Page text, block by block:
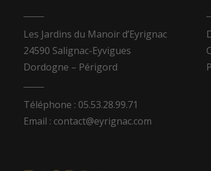
Les Jardins du Manoir d’Eyrignac
24590 Salignac-Eyvigues
Dordogne – Périgord
Téléphone : 05.53.28.99.71
Email : contact@eyrignac.com